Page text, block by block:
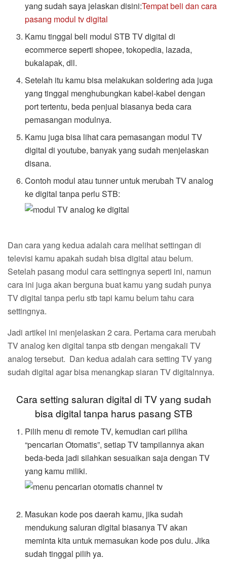
yang sudah saya jelaskan disini:Tempat beli dan cara
pasang modul tv digital
Kamu tinggal beli modul STB TV digital di
ecommerce seperti shopee, tokopedia, lazada,
bukalapak, dll.
Setelah itu kamu bisa melakukan soldering ada juga
yang tinggal menghubungkan kabel-kabel dengan
port tertentu, beda penjual biasanya beda cara
pemasangan modulnya.
Kamu juga bisa lihat cara pemasangan modul TV
digital di youtube, banyak yang sudah menjelaskan
disana.
Contoh modul atau tunner untuk merubah TV analog
ke digital tanpa perlu STB:
Dan cara yang kedua adalah cara melihat settingan di
televisi kamu apakah sudah bisa digital atau belum.
Setelah pasang modul cara settingnya seperti ini, namun
cara ini juga akan berguna buat kamu yang sudah punya
TV digital tanpa perlu stb tapi kamu belum tahu cara
settingnya.
Jadi artikel ini menjelaskan 2 cara. Pertama cara merubah
TV analog ken digital tanpa stb dengan mengakali TV
analog tersebut. Dan kedua adalah cara setting TV yang
sudah digital agar bisa menangkap siaran TV digitalnnya.
Cara setting saluran digital di TV yang sudah
bisa digital tanpa harus pasang STB
Pilih menu di remote TV, kemudian cari piliha
“pencarian Otomatis”, setiap TV tampilannya akan
beda-beda jadi silahkan sesuaikan saja dengan TV
yang kamu miliki.
Masukan kode pos daerah kamu, jika sudah
mendukung saluran digital biasanya TV akan
meminta kita untuk memasukan kode pos dulu. Jika
sudah tinggal pilih ya.